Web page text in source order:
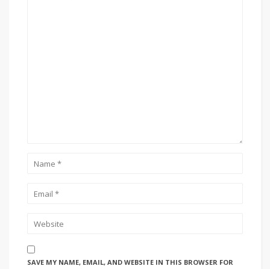
SAVE MY NAME, EMAIL, AND WEBSITE IN THIS BROWSER FOR